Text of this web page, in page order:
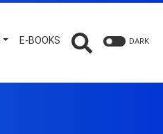
E-BOOKS DARK